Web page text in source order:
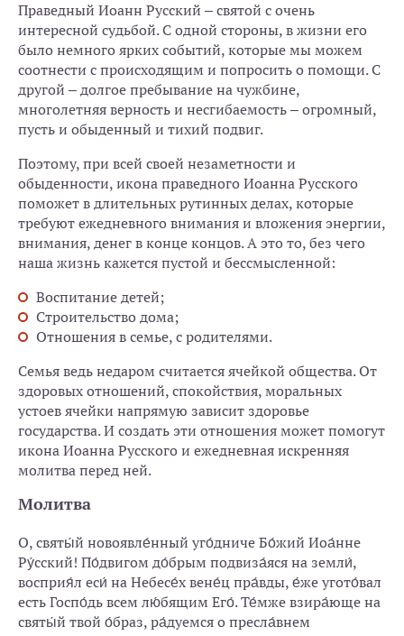
Праведный Иоанн Русский – святой с очень
интересной судьбой. С одной стороны, в жизни его
было немного ярких событий, которые мы можем
соотнести с происходящим и попросить о помощи. С
другой – долгое пребывание на чужбине,
многолетняя верность и несгибаемость – огромный,
пусть и обыденный и тихий подвиг.
Поэтому, при всей своей незаметности и
обыденности, икона праведного Иоанна Русского
поможет в длительных рутинных делах, которые
требуют ежедневного внимания и вложения энергии,
внимания, денег в конце концов. А это то, без чего
наша жизнь кажется пустой и бессмысленной:
Воспитание детей;
Строительство дома;
Отношения в семье, с родителями.
Семья ведь недаром считается ячейкой общества. От
здоровых отношений, спокойствия, моральных
устоев ячейки напрямую зависит здоровье
государства. И создать эти отношения может помогут
икона Иоанна Русского и ежедневная искренняя
молитва перед ней.
Молитва
О, святы́й новоявле́нный уго́дниче Бо́жий Иоа́нне
Ру́сский! По́двигом до́брым подвиза́яся на земли́,
восприя́л еси́ на Небесе́х вене́ц пра́вды, е́же угото́вал
есть Госпо́дь всем лю́бящим Его́. Те́мже взира́юще на
святы́й твой о́браз, ра́дуемся о пресла́внем